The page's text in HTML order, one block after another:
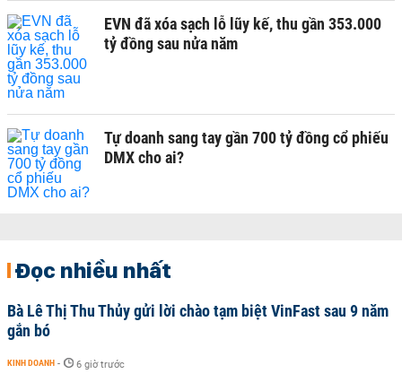
EVN đã xóa sạch lỗ lũy kế, thu gần 353.000
tỷ đồng sau nửa năm
Tự doanh sang tay gần 700 tỷ đồng cổ phiếu
DMX cho ai?
Đọc nhiều nhất
Bà Lê Thị Thu Thủy gửi lời chào tạm biệt VinFast sau 9 năm
gắn bó
KINH DOANH - 6 giờ trước